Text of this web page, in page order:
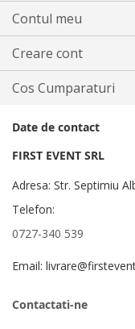
Contul meu
Creare cont
Cos Cumparaturi
Date de contact
FIRST EVENT SRL
Adresa: Str. Septimiu
Telefon:
0727-340 539
Email:
Contactati-ne